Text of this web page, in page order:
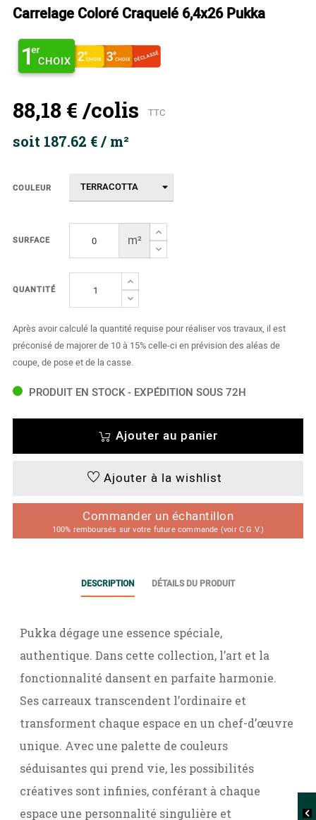
Carrelage Coloré Craquelé 6,4x26 Pukka
88,18 € /colis TTC
soit 187.62 € / m²
COULEUR
SURFACE m²
QUANTITÉ
Après avoir calculé la quantité requise pour réaliser vos travaux, il est
préconisé de majorer de 10 à 15% celle-ci en prévision des aléas de
coupe, de pose et de la casse.
PRODUIT EN STOCK - EXPÉDITION SOUS 72H
Ajouter au panier
Ajouter à la wishlist
Commander un échantillon
100% remboursés sur votre future commande (voir C.G.V.)
DESCRIPTION DÉTAILS DU PRODUIT
Pukka dégage une essence spéciale,
authentique. Dans cette collection, l’art et la
fonctionnalité dansent en parfaite harmonie.
Ses carreaux transcendent l’ordinaire et
transforment chaque espace en un chef-d’œuvre
unique. Avec une palette de couleurs
séduisantes qui prend vie, les possibilités
créatives sont infinies, conférant à chaque
espace une personnalité singulière et